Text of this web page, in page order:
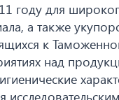
году для
а также
к
над